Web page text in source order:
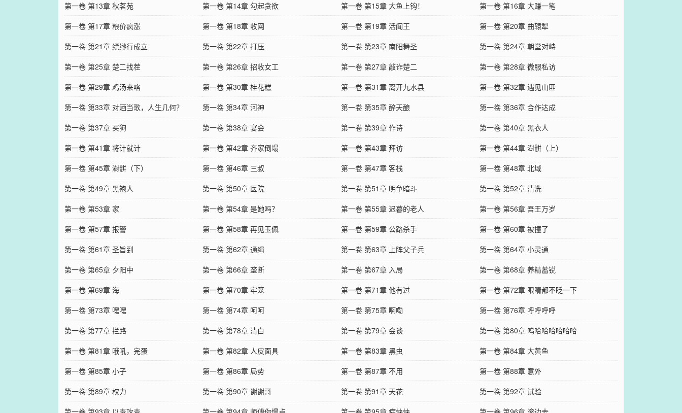
第一卷 第13章 秋茗苑
第一卷 第14章 勾起贪欲 第一卷 第15章 大鱼上钩！
第一卷 第16章 大赚一笔
第一卷 第17章 粮价疯涨
第一卷 第18章 收网 第一卷 第19章 活阎王
第一卷 第20章 曲辕犁
第一卷 第21章 缥缈行成立
第一卷 第22章 打压 第一卷 第23章 南阳舞圣
第一卷 第24章 朝堂对峙
第一卷 第25章 楚二找茬
第一卷 第26章 招收女工 第一卷 第27章 敲诈楚二
第一卷 第28章 微服私访
第一卷 第29章 鸡汤来咯
第一卷 第30章 桂花糕 第一卷 第31章 离开九水县
第一卷 第32章 遇见山匪
第一卷 第33章 对酒当歌，人生几何？
第一卷 第34章 河神 第一卷 第35章 醉天酿
第一卷 第36章 合作达成
第一卷 第37章 买狗
第一卷 第38章 宴会 第一卷 第39章 作诗
第一卷 第40章 黑衣人
第一卷 第41章 将计就计
第一卷 第42章 齐家倒塌 第一卷 第43章 拜访
第一卷 第44章 澍骿（上）
第一卷 第45章 澍骿（下）
第一卷 第46章 三叔 第一卷 第47章 客栈
第一卷 第48章 北域
第一卷 第49章 黑袍人
第一卷 第50章 医院 第一卷 第51章 明争暗斗
第一卷 第52章 清洗
第一卷 第53章 家
第一卷 第54章 是她吗？ 第一卷 第55章 迟暮的老人
第一卷 第56章 吾王万岁
第一卷 第57章 报警
第一卷 第58章 再见玉佩 第一卷 第59章 公路杀手
第一卷 第60章 被撞了
第一卷 第61章 圣旨到
第一卷 第62章 通缉 第一卷 第63章 上阵父子兵
第一卷 第64章 小灵通
第一卷 第65章 夕阳中
第一卷 第66章 垄断 第一卷 第67章 入局
第一卷 第68章 养精蓄锐
第一卷 第69章 海
第一卷 第70章 牢笼 第一卷 第71章 他有过
第一卷 第72章 眼睛都不眨一下
第一卷 第73章 嘿嘿
第一卷 第74章 呵呵 第一卷 第75章 啊嘞
第一卷 第76章 呼呼呼呼
第一卷 第77章 拦路
第一卷 第78章 清白 第一卷 第79章 会谈
第一卷 第80章 呜哈哈哈哈哈哈
第一卷 第81章 哦吼，完蛋
第一卷 第82章 人皮面具 第一卷 第83章 黑虫
第一卷 第84章 大黄鱼
第一卷 第85章 小子
第一卷 第86章 局势 第一卷 第87章 不用
第一卷 第88章 意外
第一卷 第89章 权力
第一卷 第90章 谢谢哥 第一卷 第91章 天花
第一卷 第92章 试验